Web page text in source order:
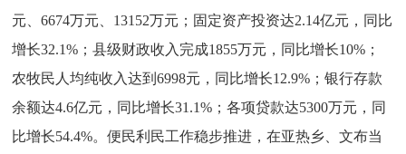
元、6674万元、13152万元；固定资产投资达2.14亿元，同比
增长32.1%；县级财政收入完成1855万元，同比增长10%；
农牧民人均纯收入达到6998元，同比增长12.9%；银行存款
余额达4.6亿元，同比增长31.1%；各项贷款达5300万元，同
比增长54.4%。便民利民工作稳步推进，在亚热乡、文布当